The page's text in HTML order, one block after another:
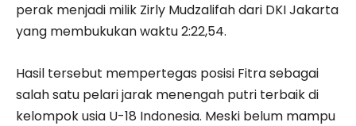
perak menjadi milik Zirly Mudzalifah dari DKI Jakarta
yang membukukan waktu 2:22,54.
Hasil tersebut mempertegas posisi Fitra sebagai
salah satu pelari jarak menengah putri terbaik di
kelompok usia U-18 Indonesia. Meski belum mampu